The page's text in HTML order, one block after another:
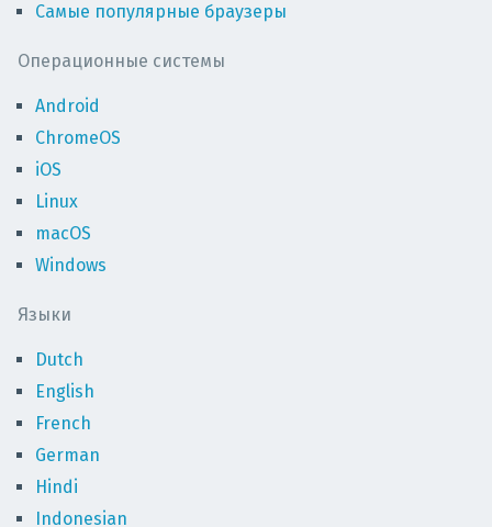
Самые популярные браузеры
Операционные системы
Android
ChromeOS
iOS
Linux
macOS
Windows
Языки
Dutch
English
French
German
Hindi
Indonesian